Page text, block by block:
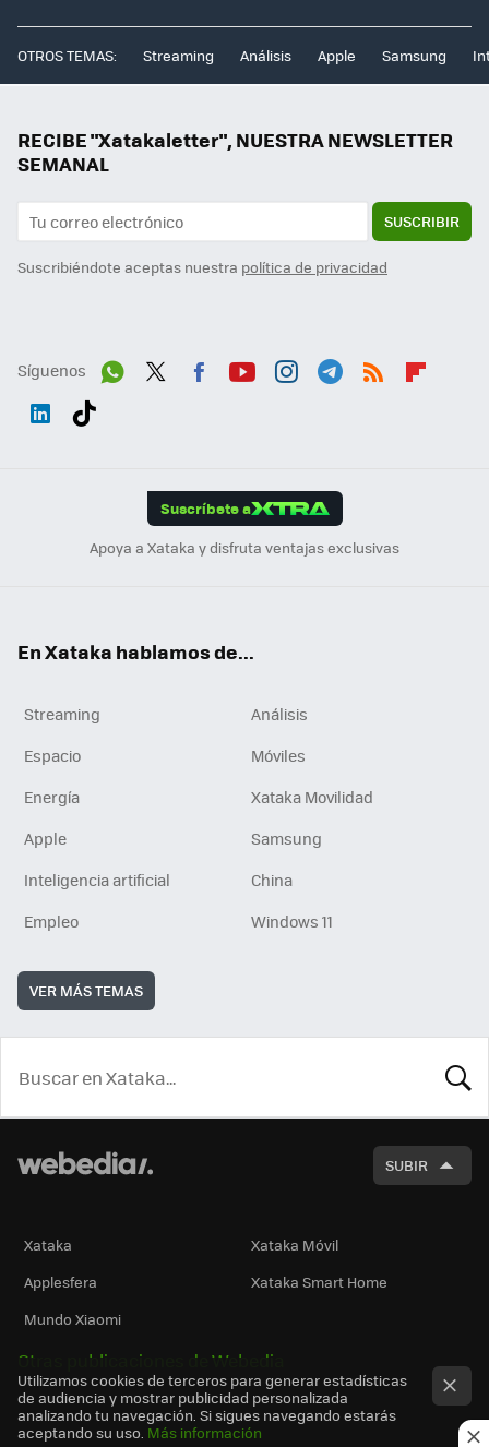
OTROS TEMAS: Streaming Análisis Apple Samsung
RECIBE "Xatakaletter", NUESTRA NEWSLETTER
SEMANAL
SUSCRIBIR
Suscribiéndote aceptas nuestra política de privacidad
Síguenos
Suscríbete a
Apoya a Xataka y disfruta ventajas exclusivas
En Xataka hablamos de...
Streaming
Análisis
Espacio
Móviles
Energía
Xataka Movilidad
Apple
Samsung
Inteligencia artificial
China
Empleo
Windows 11
VER MÁS TEMAS
SUBIR
Xataka
Xataka Móvil
Applesfera
Xataka Smart Home
Mundo Xiaomi
Otras publicaciones de Webedia
Utilizamos cookies de terceros para generar estadísticas
de audiencia y mostrar publicidad personalizada
analizando tu navegación. Si sigues navegando estarás
aceptando su uso. Más información